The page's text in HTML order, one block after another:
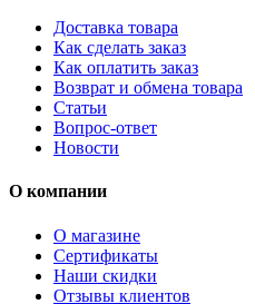
Доставка товара
Как сделать заказ
Как оплатить заказ
Возврат и обмена товара
Статьи
Вопрос-ответ
Новости
О компании
О магазине
Сертификаты
Наши скидки
Отзывы клиентов